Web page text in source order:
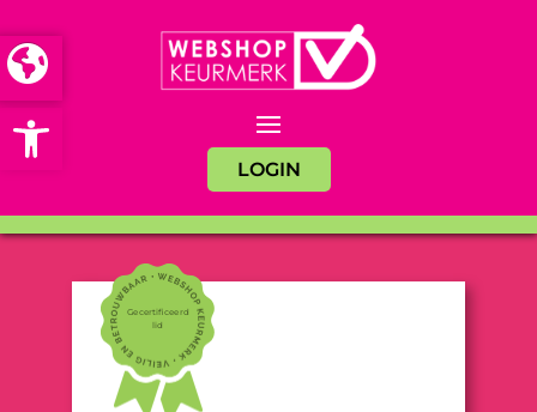
Open toolbar
LOGIN
Gecertificeerd
lid